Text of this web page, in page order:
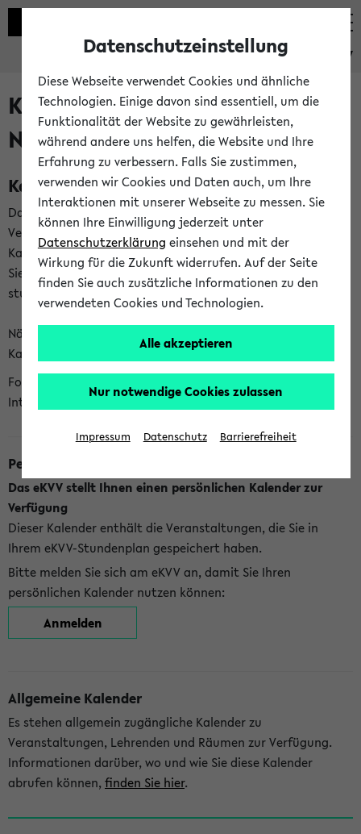
eKVV
Kalenderintegration und
Newsfeeds
Kalenderintegration
Das eKVV bietet Ihnen die Möglichkeit,
Veranstaltungstermine in eine Vielzahl von
Kalenderanwendungen einzubinden. Auf diese Weise können
Sie einen gemeinsamen Überblick über Ihre privaten und
studienbezogenen Termine erhalten.
Näheres zu Vorteilen und Funktionsweise der
Kalenderintegration können Sie auf unserer
Folgende Kalender bietet Ihnen das eKVV derzeit zur
Integration an:
Persönlicher Kalender
Das eKVV stellt Ihnen einen persönlichen Kalender zur
Verfügung
Dieser Kalender enthält die Veranstaltungen, die Sie in
Ihrem eKVV-Stundenplan gespeichert haben.
Bitte melden Sie sich am eKVV an, damit Sie Ihren
persönlichen Kalender nutzen können:
Anmelden
Allgemeine Kalender
Es stehen allgemein zugängliche Kalender zu
Veranstaltungen, Lehrenden und Räumen zur Verfügung.
Informationen darüber, wo und wie Sie diese Kalender
abrufen können, finden Sie hier.
Datenschutzeinstellung
Diese Webseite verwendet Cookies und ähnliche
Technologien. Einige davon sind essentiell, um die
Funktionalität der Website zu gewährleisten,
während andere uns helfen, die Website und Ihre
Erfahrung zu verbessern. Falls Sie zustimmen,
verwenden wir Cookies und Daten auch, um Ihre
Interaktionen mit unserer Webseite zu messen. Sie
können Ihre Einwilligung jederzeit unter
Datenschutzerklärung einsehen und mit der
Wirkung für die Zukunft widerrufen. Auf der Seite
finden Sie auch zusätzliche Informationen zu den
verwendeten Cookies und Technologien.
Alle akzeptieren
Nur notwendige Cookies zulassen
Impressum Datenschutz Barrierefreiheit